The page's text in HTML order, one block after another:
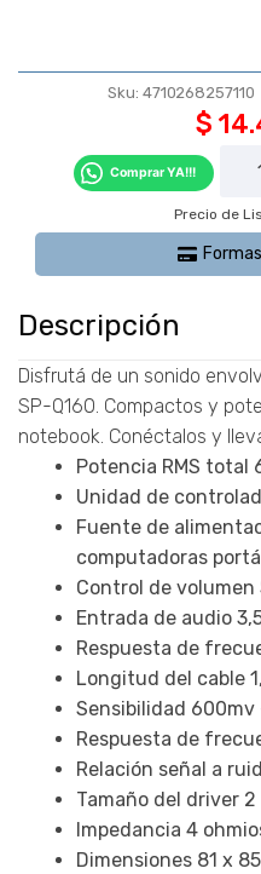
Sku: 4710268257110
$
Comprar YA!!!
SP-
Precio de
Descripción
Disfrutá de un sonido
SP-Q160. Compactos y
notebook. Conéctalos y
Potencia RMS total
Unidad de
Fuente de
computadoras
Control de volumen
Entrada de audio
Respuesta de
Longitud del cable
Sensibilidad
Respuesta de
Relación señal a
Tamaño del driver
Impedancia 4
Dimensiones 81 x